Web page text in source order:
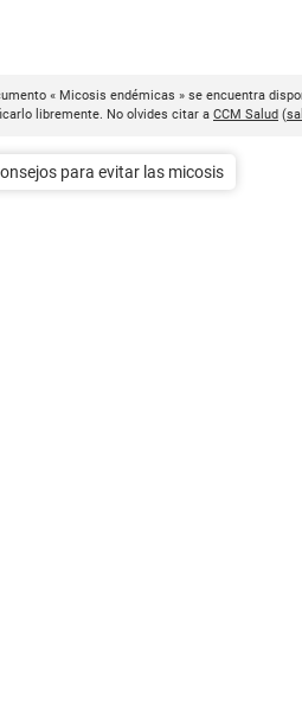
« Micosis endémicas » se encuentra
libremente. No olvides citar a CCM Salud (
para evitar las micosis